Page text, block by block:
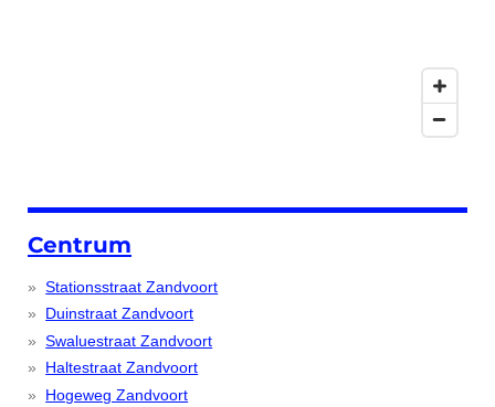
Centrum
Stationsstraat Zandvoort
Duinstraat Zandvoort
Swaluestraat Zandvoort
Haltestraat Zandvoort
Hogeweg Zandvoort